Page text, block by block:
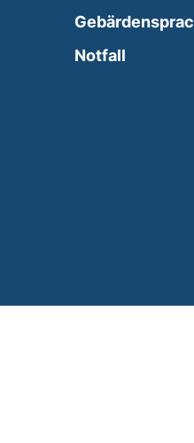
in a new window)
Notfall